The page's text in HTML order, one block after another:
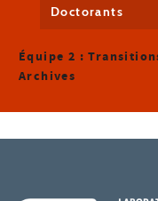
Doctorants
Équipe 2 :
Archives